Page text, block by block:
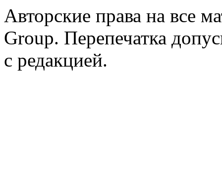
Авторские права на все
Group. Перепечатка
с редакцией.